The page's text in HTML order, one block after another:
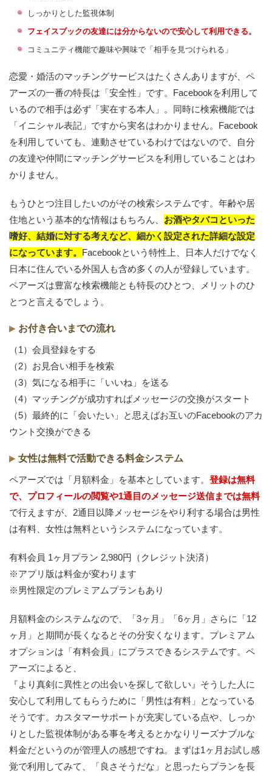
しっかりとした監視体制
フェイスブックの友達には分からないので安心して利用できる。
コミュニティ機能で趣味や興味で「相手を見つけられる」
恋愛・婚活のマッチングサービスはたくさんありますが、ペ
アーズの一番の特長は「安全性」です。Facebookを利用して
いるので相手は必ず「実在する本人」。同時に検索機能では
「イニシャル表記」ですから実名はわかりません。Facebook
を利用していても、連動させているわけではないので、自分
の友達や仲間にマッチングサービスを利用していることはわ
かりません。
もうひとつ注目したいのがその検索システムです。年齢や居
住地という基本的な情報はもちろん、 お酒やタバコといった
嗜好、結婚に対する考えなど、細かく設定された詳細な設定
になっています。 Facebookという特性上、日本人だけでなく
日本に住んでいる外国人も含め多くの人が登録しています。
ペアーズは豊富な検索機能とも特長のひとつ、メリットのひ
とつと言えるでしょう。
お付き合いまでの流れ
（1）会員登録をする
（2）お見合い相手を検索
（3）気になる相手に「いいね」を送る
（4）マッチングが成功すればメッセージの交換がスタート
（5）最終的に「会いたい」と思えばお互いのFacebookのアカ
ウント交換ができる
女性は無料で活動できる料金システム
ペアーズでは「月額料金」を基本としています。 登録は無料
で、プロフィールの閲覧や1通目のメッセージ送信までは無料
で行えますが、2通目以降メッセージをやり利する場合は男性
は有料、女性は無料というシステムになっています。
有料会員 1ヶ月プラン 2,980円（クレジット決済）
※アプリ版は料金が変わります
※男性限定のプレミアムプランもあり
月額料金のシステムなので、「3ヶ月」「6ヶ月」さらに「12
ヶ月」と期間が長くなるとその分安くなります。プレミアム
オプションは「有料会員」にプラスできるシステムです。ペ
アーズによると、
『より真剣に異性との出会いを探して欲しい』そうした人に
安心して利用してもらうために「男性は有料」となっている
そうです。カスタマーサポートが充実している点や、しっか
りとした監視体制がある事を考えるとかなりリーズナブルな
料金だというのが管理人の感想ですね。まずは1ヶ月お試し感
覚で利用してみて、「良さそうだな」と思ったらプランを長